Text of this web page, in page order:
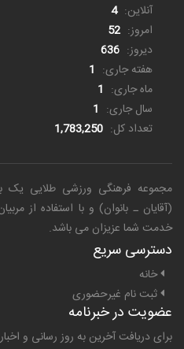
آنلاین: 4
امروز: 52
دیروز: 636
هفته جاری: 1
ماه جاری: 1
سال جاری: 1
تعداد کل: 1,783,250
مجموعه فرهنگی ورزشی طلایی یک
(آقایان ـ بانوان) و با استفاده از
خدمت شما عزیزان می باشد.
دسترسی سریع
خانه
ثبت نام غیرحضوری
عضویت در خبرنامه
برای دریافت آخرین به روز رسانی و